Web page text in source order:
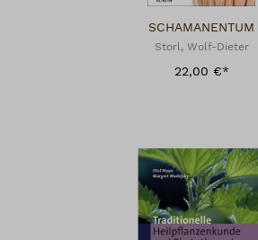
SCHAMANENTUM
Storl, Wolf-Dieter
22,00 €*